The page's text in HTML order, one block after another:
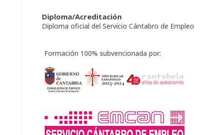
Diploma/Acreditación
Diploma oficial del Servicio Cántabro de Empleo
Formación 100% subvencionada por: